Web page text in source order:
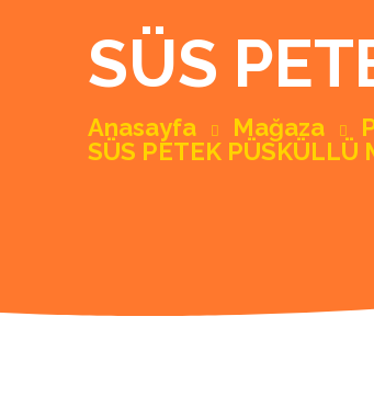
SÜS
Anasayfa Mağaza
SÜS PETEK PÜSKÜLLÜ